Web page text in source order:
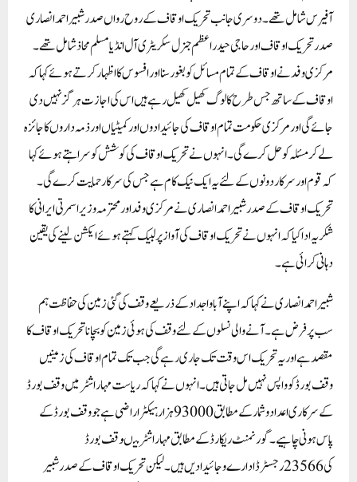
آفیرس شامل تھے۔دوسری جانب تحریک اوقاف کے روح رواں صدر شبیر احمد انصاری
صدر تحریک اوقاف اور حاجی حیدر اعظم جنرل سکریٹری آل انڈیا مسلم محاذ شامل تھے۔
مرکزی وفد نے اوقاف کے تمام مسائل کو بغور سنا اور افسوس کا اظہار کرتے ہوئے کہا کہ
اوقاف کے ساتھ جس طرح کا لوگ کھیل کھیل رہے ہیں اس کی اجازت ہرگز نہیں دی
جائے گی اور مرکزی حکومت تمام اوقاف کی جائیدادوں اور کمیٹیاں اور ذمہ داروں کا جائزہ
لے کر مسئلہ کو حل کرے گی ۔انہوں نے تحریک اوقاف کی کوشش کو سراہتے ہوئے کہا
کہ قوم اور سرکار دونوں کے لئے یہ ایک نیک کام ہے جس کی سرکار حمایت کرے گی ۔
تحریک اوقاف کے صدر شبیر احمد انصاری نے مرکزی وفد اور محترمہ وزیر اسمرتی ایرانی کا
شکریہ ادا کیا کہ انہوں نے تحریک اوقاف کی آواز پر لبیک کہتے ہوئے ایکشن لینے کی یقین
دہانی کرائی ہے۔
شبیر احمد انصاری نے کہا کہ اپنے آباواجداد کے ذریعے وقف کی گئی زمین کی حفاظت ہم
سب پر فرض ہے ۔آنے والی نسلوں کے لئے وقف کی ہوئی زمین کو بچانا تحریک اوقاف کا
مقصد ہے اور یہ تحریک اس وقت تک جاری رہے گی جب تک تمام اوقاف کی زمینیں
وقف بورڈ کو واپس نہیں مل جاتی ہیں۔انہوں نے کہا کہ ریاست مہاراشٹر میں وقف بورڈ
کے سرکاری اعداد و شمار کے مطابق 93000 ہزارہیکٹر اراضی ہے جو وقف بورڈ کے
پاس ہونی چاہیے۔گورنمنٹ ریکارڈ کے مطابق مہاراشٹر میںوقف بورڈ
کی 23566رجسٹرڈ ادارے و جائیداد یں ہیں۔ لیکن تحریک اوقاف کے صدر شبیر